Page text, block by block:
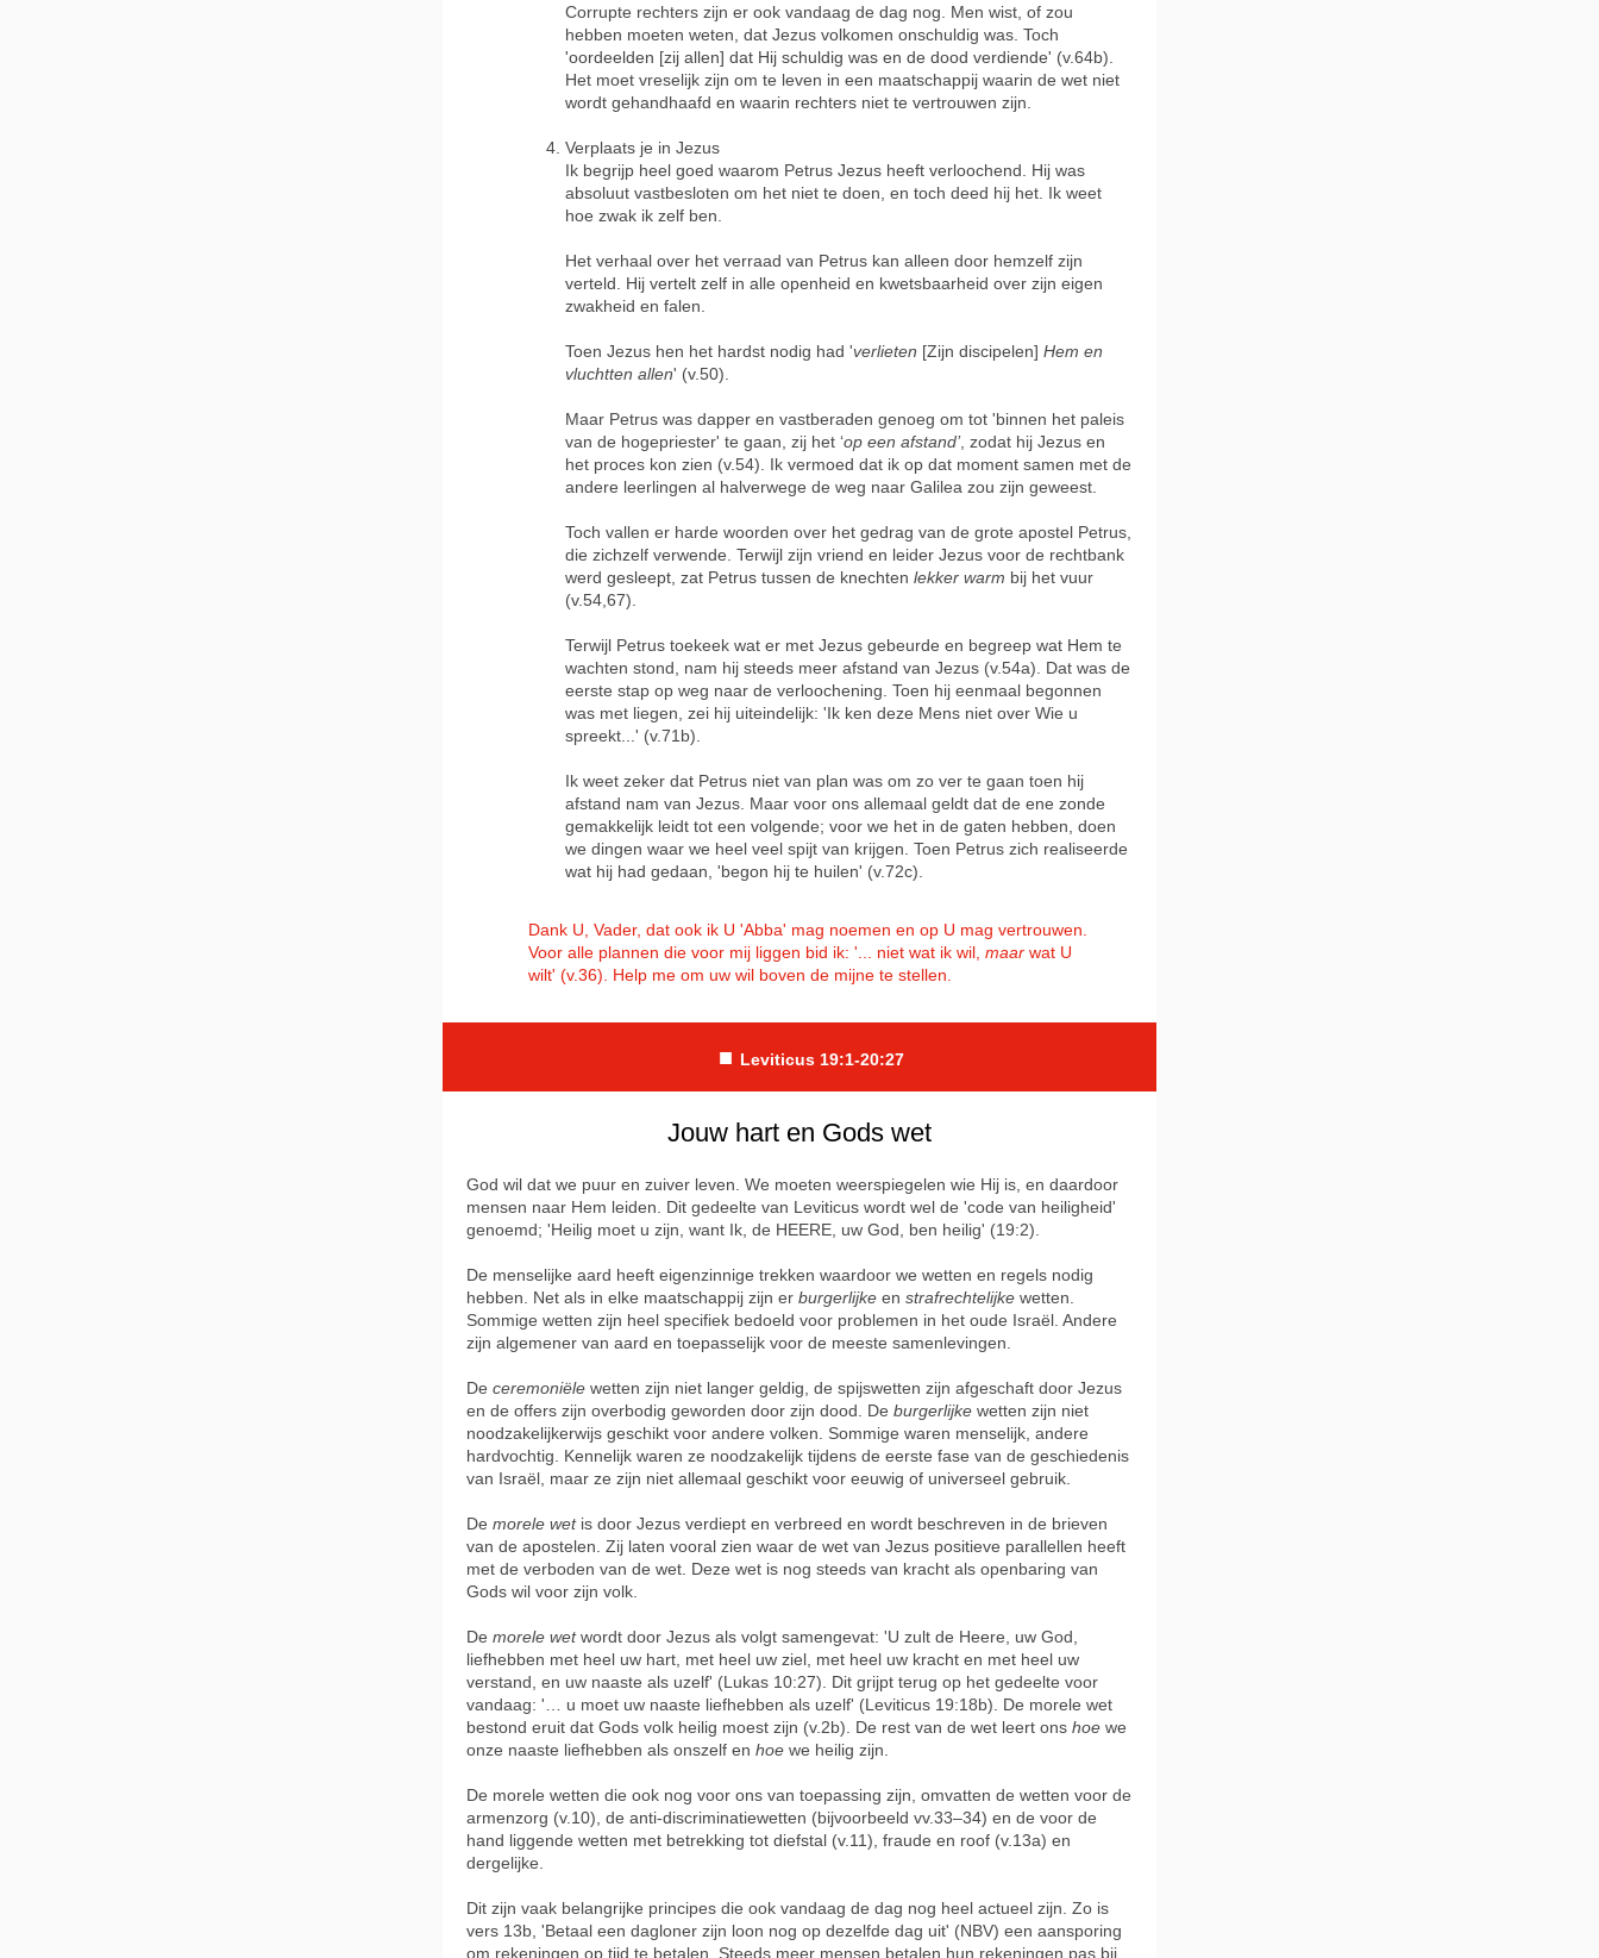
Corrupte rechters zijn er ook vandaag de dag nog. Men wist, of zou
hebben moeten weten, dat Jezus volkomen onschuldig was. Toch
'oordeelden [zij allen] dat Hij schuldig was en de dood verdiende' (v.64b).
Het moet vreselijk zijn om te leven in een maatschappij waarin de wet niet
wordt gehandhaafd en waarin rechters niet te vertrouwen zijn.
Verplaats je in Jezus
Ik begrijp heel goed waarom Petrus Jezus heeft verloochend. Hij was
absoluut vastbesloten om het niet te doen, en toch deed hij het. Ik weet
hoe zwak ik zelf ben.
Het verhaal over het verraad van Petrus kan alleen door hemzelf zijn
verteld. Hij vertelt zelf in alle openheid en kwetsbaarheid over zijn eigen
zwakheid en falen.
Toen Jezus hen het hardst nodig had 'verlieten [Zijn discipelen] Hem en
vluchtten allen' (v.50).
Maar Petrus was dapper en vastberaden genoeg om tot 'binnen het paleis
van de hogepriester' te gaan, zij het ‘op een afstand’, zodat hij Jezus en
het proces kon zien (v.54). Ik vermoed dat ik op dat moment samen met de
andere leerlingen al halverwege de weg naar Galilea zou zijn geweest.
Toch vallen er harde woorden over het gedrag van de grote apostel Petrus,
die zichzelf verwende. Terwijl zijn vriend en leider Jezus voor de rechtbank
werd gesleept, zat Petrus tussen de knechten lekker warm bij het vuur
(v.54,67).
Terwijl Petrus toekeek wat er met Jezus gebeurde en begreep wat Hem te
wachten stond, nam hij steeds meer afstand van Jezus (v.54a). Dat was de
eerste stap op weg naar de verloochening. Toen hij eenmaal begonnen
was met liegen, zei hij uiteindelijk: 'Ik ken deze Mens niet over Wie u
spreekt...' (v.71b).
Ik weet zeker dat Petrus niet van plan was om zo ver te gaan toen hij
afstand nam van Jezus. Maar voor ons allemaal geldt dat de ene zonde
gemakkelijk leidt tot een volgende; voor we het in de gaten hebben, doen
we dingen waar we heel veel spijt van krijgen. Toen Petrus zich realiseerde
wat hij had gedaan, 'begon hij te huilen' (v.72c).
Dank U, Vader, dat ook ik U 'Abba' mag noemen en op U mag vertrouwen.
Voor alle plannen die voor mij liggen bid ik: '... niet wat ik wil,maar wat U
wilt' (v.36). Help me om uw wil boven de mijne te stellen.
■ Leviticus 19:1-20:27
Jouw hart en Gods wet
God wil dat we puur en zuiver leven. We moeten weerspiegelen wie Hij is, en daardoor
mensen naar Hem leiden. Dit gedeelte van Leviticus wordt wel de 'code van heiligheid'
genoemd; 'Heilig moet u zijn, want Ik, de HEERE, uw God, ben heilig' (19:2).
De menselijke aard heeft eigenzinnige trekken waardoor we wetten en regels nodig
hebben. Net als in elke maatschappij zijn er burgerlijke en strafrechtelijke wetten.
Sommige wetten zijn heel specifiek bedoeld voor problemen in het oude Israël. Andere
zijn algemener van aard en toepasselijk voor de meeste samenlevingen.
De ceremoniële wetten zijn niet langer geldig, de spijswetten zijn afgeschaft door Jezus
en de offers zijn overbodig geworden door zijn dood. De burgerlijke wetten zijn niet
noodzakelijkerwijs geschikt voor andere volken. Sommige waren menselijk, andere
hardvochtig. Kennelijk waren ze noodzakelijk tijdens de eerste fase van de geschiedenis
van Israël, maar ze zijn niet allemaal geschikt voor eeuwig of universeel gebruik.
De morele wetis door Jezus verdiept en verbreed en wordt beschreven in de brieven
van de apostelen. Zij laten vooral zien waar de wet van Jezus positieve parallellen heeft
met de verboden van de wet. Deze wet is nog steeds van kracht als openbaring van
Gods wil voor zijn volk.
De morele wetwordt door Jezus als volgt samengevat: 'U zult de Heere, uw God,
liefhebben met heel uw hart, met heel uw ziel, met heel uw kracht en met heel uw
verstand, en uw naaste als uzelf' (Lukas 10:27). Dit grijpt terug op het gedeelte voor
vandaag: '… u moet uw naaste liefhebben als uzelf' (Leviticus 19:18b). De morele wet
bestond eruit dat Gods volk heilig moest zijn (v.2b). De rest van de wet leert ons hoe we
onze naaste liefhebben als onszelf en hoe we heilig zijn.
De morele wetten die ook nog voor ons van toepassing zijn, omvatten de wetten voor de
armenzorg (v.10), de anti-discriminatiewetten (bijvoorbeeld vv.33–34) en de voor de
hand liggende wetten met betrekking tot diefstal (v.11), fraude en roof (v.13a) en
dergelijke.
Dit zijn vaak belangrijke principes die ook vandaag de dag nog heel actueel zijn. Zo is
vers 13b, 'Betaal een dagloner zijn loon nog op dezelfde dag uit' (NBV) een aansporing
om rekeningen op tijd te betalen. Steeds meer mensen betalen hun rekeningen pas bij